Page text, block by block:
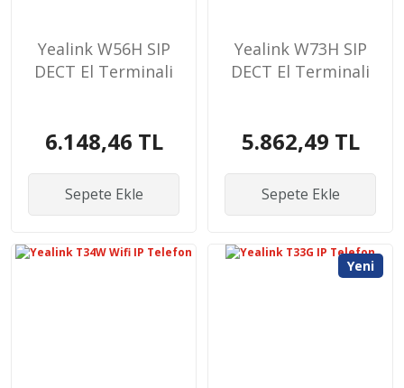
Yealink W56H SIP
DECT El Terminali
6.148,46 TL
Sepete Ekle
Yealink W73H SIP
DECT El Terminali
5.862,49 TL
Sepete Ekle
Yeni